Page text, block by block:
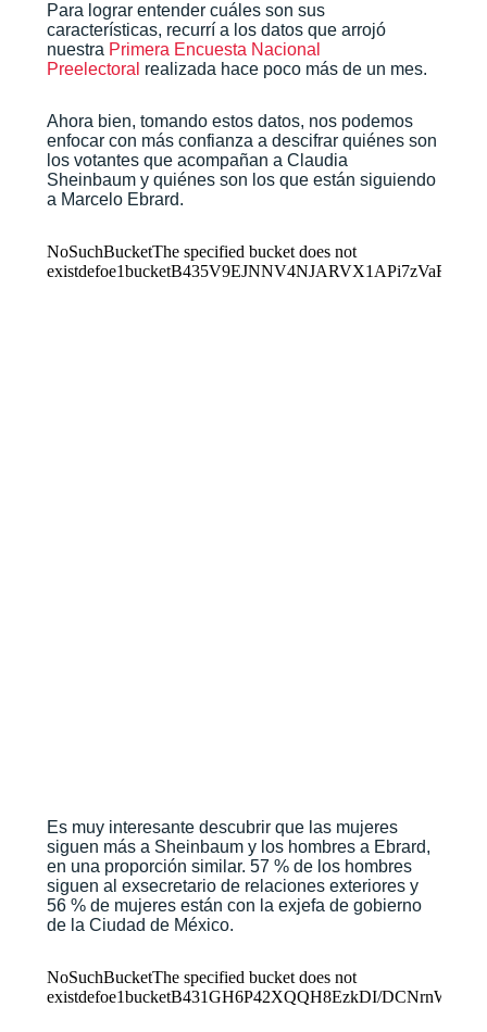
Para lograr entender cuáles son sus
características, recurrí a los datos que arrojó
nuestra Primera Encuesta Nacional
Preelectoral realizada hace poco más de un mes.
Ahora bien, tomando estos datos, nos podemos
enfocar con más confianza a descifrar quiénes son
los votantes que acompañan a Claudia
Sheinbaum y quiénes son los que están siguiendo
a Marcelo Ebrard.
Es muy interesante descubrir que las mujeres
siguen más a Sheinbaum y los hombres a Ebrard,
en una proporción similar. 57 % de los hombres
siguen al exsecretario de relaciones exteriores y
56 % de mujeres están con la exjefa de gobierno
de la Ciudad de México.